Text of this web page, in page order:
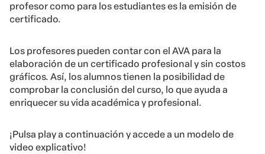
profesor como para los estudiantes es la emisión de
certificado.
Los profesores pueden contar con el AVA para la
elaboración de un certificado profesional y sin costos
gráficos. Así, los alumnos tienen la posibilidad de
comprobar la conclusión del curso, lo que ayuda a
enriquecer su vida académica y profesional.
¡Pulsa play a continuación y accede a un modelo de
video explicativo!